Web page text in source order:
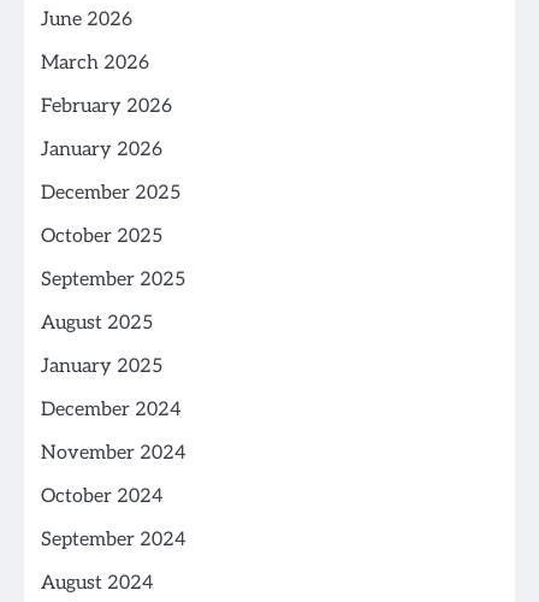
June 2026
March 2026
February 2026
January 2026
December 2025
October 2025
September 2025
August 2025
January 2025
December 2024
November 2024
October 2024
September 2024
August 2024